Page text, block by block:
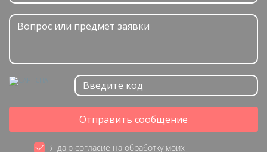
Отправить сообщение
Я даю согласие на обработку моих